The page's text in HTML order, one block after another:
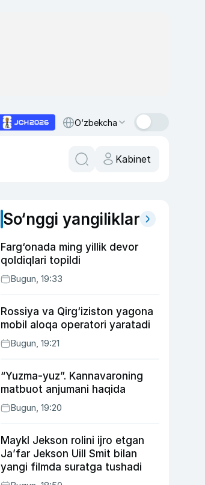
O‘zbekcha
Kabinet
So‘nggi yangiliklar
Farg‘onada ming yillik devor
qoldiqlari topildi
Bugun, 19:33
Rossiya va Qirg‘iziston yagona
mobil aloqa operatori yaratadi
Bugun, 19:21
“Yuzma-yuz”. Kannavaroning
matbuot anjumani haqida
Bugun, 19:20
Maykl Jekson rolini ijro etgan
Ja’far Jekson Uill Smit bilan
yangi filmda suratga tushadi